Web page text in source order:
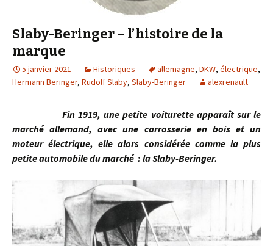
Slaby-Beringer – l’histoire de la
marque
5 janvier 2021 Historiques allemagne, DKW, électrique,
Hermann Beringer, Rudolf Slaby, Slaby-Beringer alexrenault
Fin 1919, une petite voiturette apparaît sur le
marché allemand, avec une carrosserie en bois et un
moteur électrique, elle alors considérée comme la plus
petite automobile du marché : la Slaby-Beringer.